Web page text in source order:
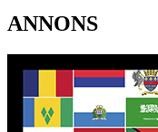
ANNONS